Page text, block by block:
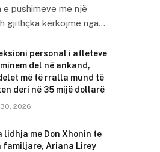
e pushimeve me një
gjithçka kërkojmë nga…
personal i atleteve
del në ankand,
më të rralla mund të
deri në 35 mijë dollarë
2026
lidhja me Don Xhonin te
familjare, Ariana Lirey